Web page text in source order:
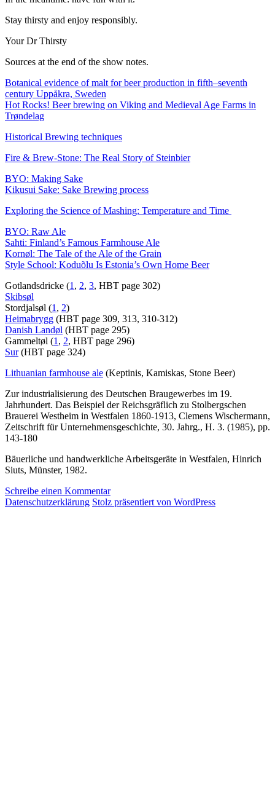
Stay thirsty and enjoy responsibly.
Your Dr Thirsty
Sources at the end of the show notes.
Botanical evidence of malt for beer production in fifth–seventh
century Uppåkra, Sweden
Hot Rocks! Beer brewing on Viking and Medieval Age Farms in
Trøndelag
Historical Brewing techniques
Fire & Brew-Stone: The Real Story of Steinbier
BYO: Making Sake
Kikusui Sake: Sake Brewing process
Exploring the Science of Mashing: Temperature and Time
BYO: Raw Ale
Sahti: Finland’s Famous Farmhouse Ale
Kornøl: The Tale of the Ale of the Grain
Style School: Koduõlu Is Estonia’s Own Home Beer
Gotlandsdricke (1 , 2, 3, HBT page 302)
Skibsøl
Stordjalsøl (1 , 2)
Heimabrygg (HBT page 309, 313, 310-312)
Danish Landøl (HBT page 295)
Gammeltøl (1 , 2, HBT page 296)
Sur(HBT page 324)
Lithuanian farmhouse ale (Keptinis, Kamiskas, Stone Beer)
Zur industrialisierung des Deutschen Braugewerbes im 19.
Jahrhundert. Das Beispiel der Reichsgräflich zu Stolbergschen
Brauerei Westheim in Westfalen 1860-1913, Clemens Wischermann,
Zeitschrift für Unternehmensgeschichte, 30. Jahrg., H. 3. (1985), pp.
143-180
Bäuerliche und handwerkliche Arbeitsgeräte in Westfalen, Hinrich
Siuts, Münster, 1982.
Schreibe einen Kommentarzu
Das
Datenschutzerklärung Stolz präsentiert von WordPress